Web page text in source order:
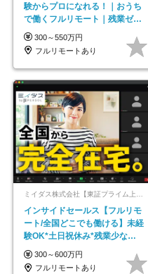
験からプロになれる！｜おうち
で働くフルリモート｜残業ゼロ
で18時退勤◎
300～550万円
フルリモートあり
ミイダス株式会社【東証プライム上場パーソルグループ】
インサイドセールス【フルリモ
ート/全国どこでも働ける】未経
験OK*土日祝休み*残業少なめ*
在宅勤務手当あり
300～600万円
フルリモートあり